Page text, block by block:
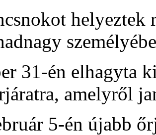
helyeztek
31-én elhagyta
amelyről
5-én újabb